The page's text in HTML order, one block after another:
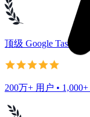
顶级 Google Tasks 应
200万+ 用户 •